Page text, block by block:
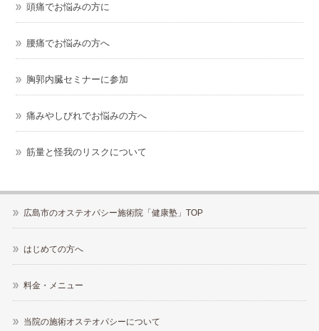
頭痛でお悩みの方に
腰痛でお悩みの方へ
胸郭内臓セミナーに参加
痛みやしびれでお悩みの方へ
筋量と怪我のリスクについて
広島市のオステオパシー施術院「健康塾」TOP
はじめての方へ
料金・メニュー
当院の施術オステオパシーについて